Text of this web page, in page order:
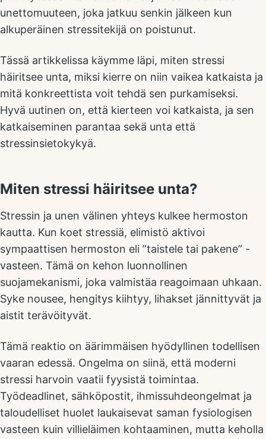
unettomuuteen, joka jatkuu senkin jälkeen kun
alkuperäinen stressitekijä on poistunut.
Tässä artikkelissa käymme läpi, miten stressi
häiritsee unta, miksi kierre on niin vaikea katkaista ja
mitä konkreettista voit tehdä sen purkamiseksi.
Hyvä uutinen on, että kierteen voi katkaista, ja sen
katkaiseminen parantaa sekä unta että
stressinsietokykyä.
Miten stressi häiritsee unta?
Stressin ja unen välinen yhteys kulkee hermoston
kautta. Kun koet stressiä, elimistö aktivoi
sympaattisen hermoston eli ”taistele tai pakene” -
vasteen. Tämä on kehon luonnollinen
suojamekanismi, joka valmistäa reagoimaan uhkaan.
Syke nousee, hengitys kiihtyy, lihakset jännittyvät ja
aistit terävöityvät.
Tämä reaktio on äärimmäisen hyödyllinen todellisen
vaaran edessä. Ongelma on siinä, että moderni
stressi harvoin vaatii fyysistä toimintaa.
Työdeadlinet, sähköpostit, ihmissuhdeongelmat ja
taloudelliset huolet laukaisevat saman fysiologisen
vasteen kuin villieläimen kohtaaminen, mutta keholla